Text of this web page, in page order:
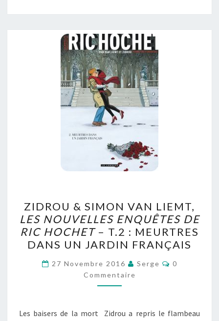
&
SIMON
VAN
LIEMT,
LES
NOUVELLES
ENQUÊTES
RIC
ZIDROU & SIMON VAN LIEMT,
LES NOUVELLES ENQUÊTES DE
RIC HOCHET – T.2 : MEURTRES
DANS UN JARDIN FRANÇAIS
27 Novembre 2016 Serge
0
Commentaire
Les baisers de la mort Zidrou a repris le flambeau